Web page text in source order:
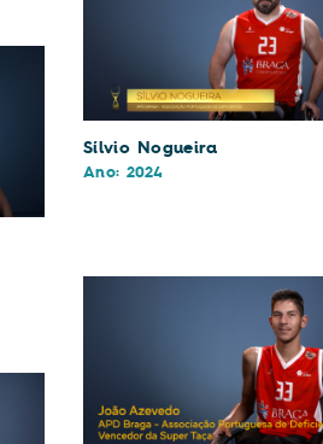
Sílvio Nogueira
Ano: 2024